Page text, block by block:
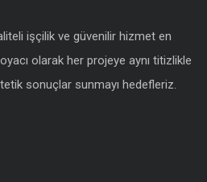
işçilik ve güvenilir hizmet en
olarak her projeye aynı titizlikle
sonuçlar sunmayı hedefleriz.